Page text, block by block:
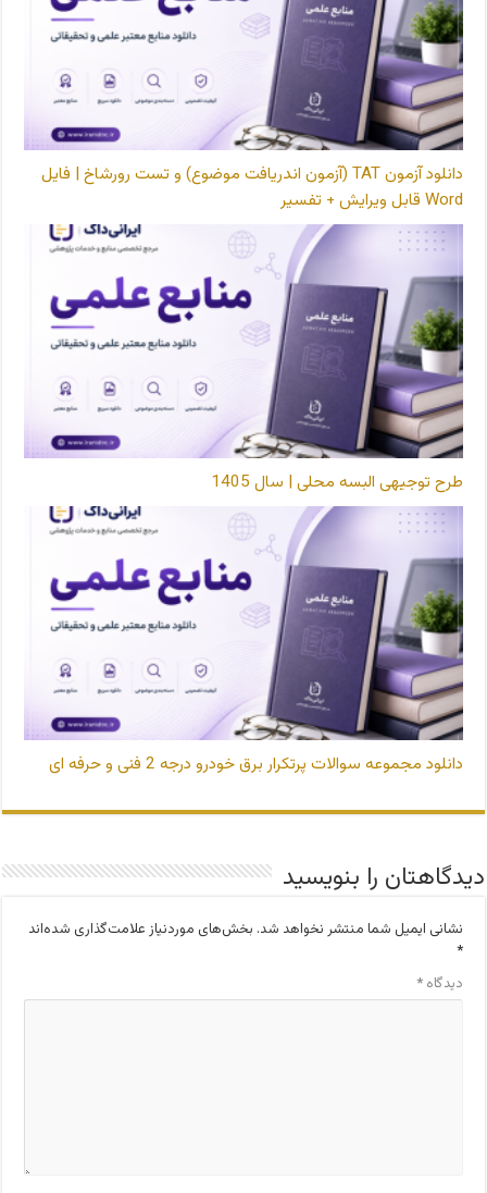
دانلود آزمون TAT (آزمون اندریافت موضوع) و تست رورشاخ | فایل
Word قابل ویرایش + تفسیر
طرح توجیهی البسه محلی | سال 1405
دانلود مجموعه سوالات پرتکرار برق خودرو درجه 2 فنی و حرفه ای
دیدگاهتان را بنویسید
نشانی ایمیل شما منتشر نخواهد شد. بخش‌های موردنیاز علامت‌گذاری شده‌اند
*
دیدگاه*